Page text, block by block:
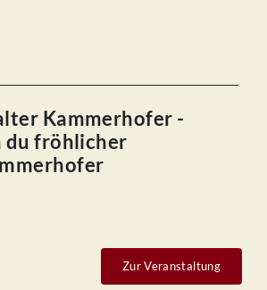
Kammerhofer -
du fröhlicher
Zur Veranstaltung